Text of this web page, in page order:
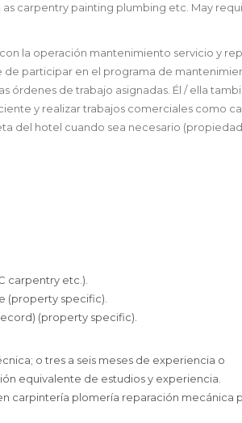
carpentry painting plumbing etc. May
la operación mantenimiento servicio y
de participar en el programa de
órdenes de trabajo asignadas. Él / ella
y realizar trabajos comerciales como
del hotel cuando sea necesario (propiedad
carpentry etc.).
(property specific).
(property specific).
o tres a seis meses de experiencia o
equivalente de estudios y experiencia.
carpintería plomería reparación mecánica